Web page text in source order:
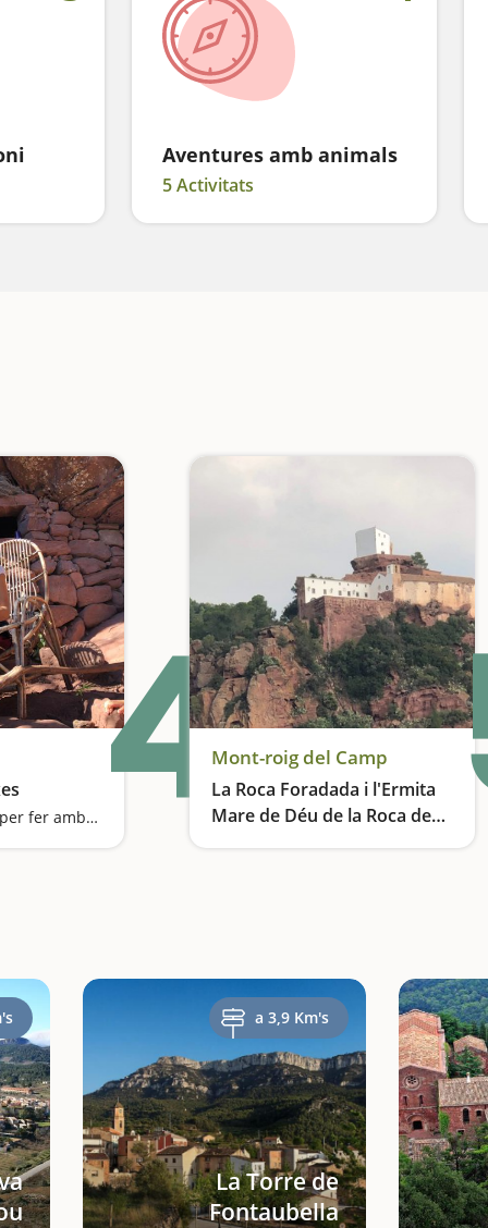
Aventures amb animals
5 Activitats
Una excursió ideal per fer amb nens i plena de sorpreses4Mont-roig del Camp
La Roca Foradada i l'Ermita
Mare de Déu de la Roca de
Els paisatges que van inspirar a Joan Miró
a 3,9 Km's
La Torre de
Fontaubella